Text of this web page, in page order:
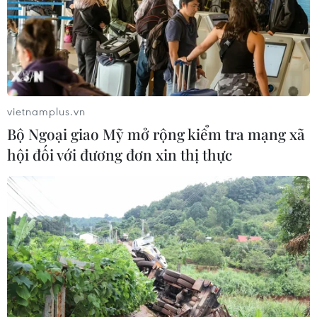
Nhiều chuyến bay tại Đức chuyển
hướng do vật thể bay gần đường
băng
Dự luật trừng phạt Nga của
động ngược
05/08/2026 04:58
EU tuyên bố vượt qua “phép thử” an
ninh biên giới sau khủng hoảng
Ceuta
05/08/2026 00:37
vietnamplus.vn
Bộ Ngoại giao Mỹ mở rộng kiểm tra mạng xã
hội đối với đương đơn xin thị thực